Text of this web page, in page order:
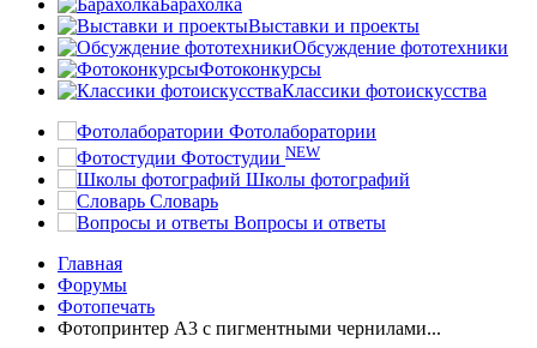
Барахолка
Выставки и проекты
Обсуждение фототехники
Фотоконкурсы
Классики фотоискусства
Фотолаборатории
Фотостудии NEW
Школы фотографий
Словарь
Вопросы и ответы
Главная
Форумы
Фотопечать
Фотопринтер А3 с пигментными чернилами...